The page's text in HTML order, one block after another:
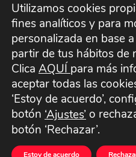
Envíos y
Política
Política
Términos y
Utilizamos cookies
fines analíticos y para
personalizada en base
partir de tus hábitos de
Clica AQUÍ para más
aceptar todas las
‘Estoy de acuerdo’,
botón ‘Ajustes’ o
botón ‘Rechazar’.
Estoy de acuerdo